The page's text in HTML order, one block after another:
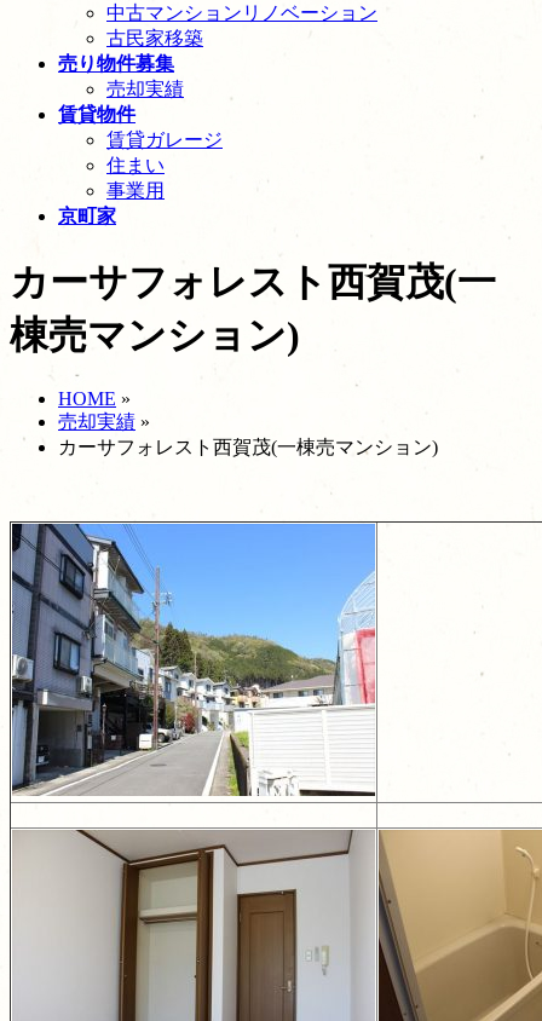
中古マンションリノベーション
古民家移築
売り物件募集
売却実績
賃貸物件
賃貸ガレージ
住まい
事業用
京町家
カーサフォレスト西賀茂(一
棟売マンション)
HOME »
売却実績 »
カーサフォレスト西賀茂(一棟売マンション)